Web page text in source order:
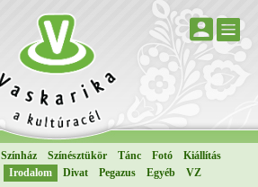
Színház Színésztükör Tánc Fotó
Kiállítás
Irodalom Divat Pegazus Egyéb
VZ